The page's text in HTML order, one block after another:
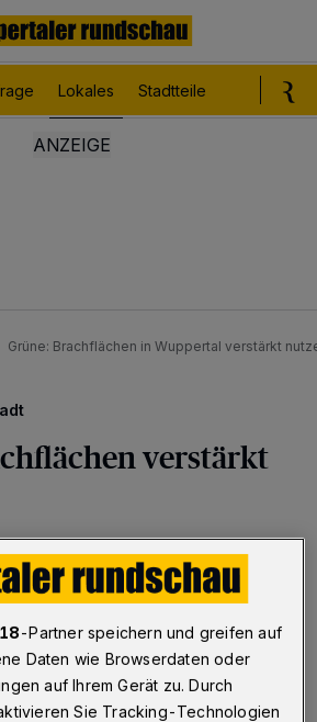
Lokales Stadtteile
Grüne: Brachflächen in Wuppertal verstärkt
verstärkt
gibt es Brachflächen und so
von rund 36
Das geht aus einer
und Bauen
handelt sich um Leerstände von
und Brachflächen.
-Partner speichern und greifen auf
Daten wie Browserdaten oder
auf Ihrem Gerät zu. Durch
Sie Tracking-Technologien